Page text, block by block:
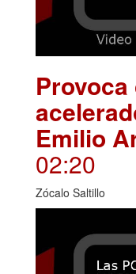
Emilio
02:20
Zócalo Saltillo